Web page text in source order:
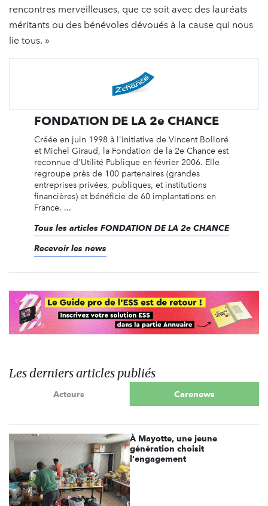
rencontres merveilleuses, que ce soit avec des lauréats
méritants ou des bénévoles dévoués à la cause qui nous
lie tous. »
FONDATION DE LA 2e CHANCE
Créée en juin 1998 à l'initiative de Vincent Bolloré
et Michel Giraud, la Fondation de la 2e Chance est
reconnue d'Utilité Publique en février 2006. Elle
regroupe près de 100 partenaires (grandes
entreprises privées, publiques, et institutions
financières) et bénéficie de 60 implantations en
France. ...
Tous les articles FONDATION DE LA 2e CHANCE
Recevoir les news
Les derniers articles publiés
Acteurs Carenews
À Mayotte, une jeune
génération choisit
l'engagement